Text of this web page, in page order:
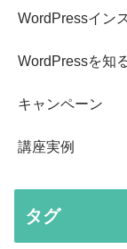
WordPressイン
WordPressを知
キャンペーン
講座実例
タグ